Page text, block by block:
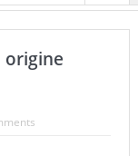
origine